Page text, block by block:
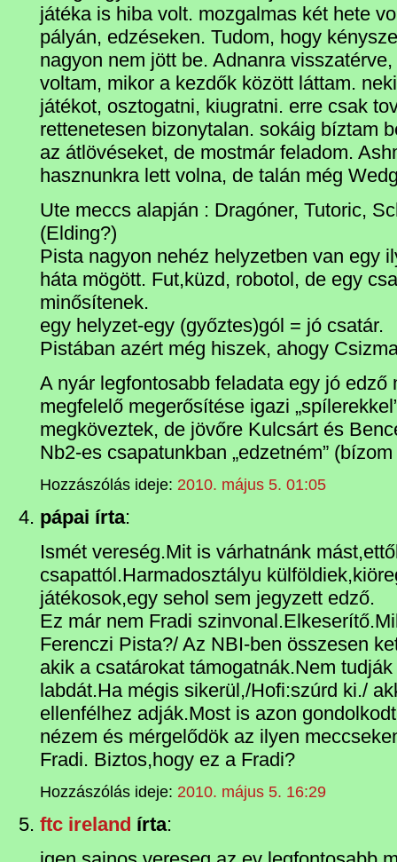
játéka is hiba volt. mozgalmas két hete
pályán, edzéseken. Tudom, hogy
nagyon nem jött be. Adnanra
voltam, mikor a kezdők között láttam.
játékot, osztogatni, kiugratni. erre csak
rettenetesen bizonytalan. sokáig bíztam
az átlövéseket, de mostmár feladom.
hasznunkra lett volna, de talán még
Ute meccs alapján : Dragóner, Tutoric,
(Elding?)
Pista nagyon nehéz helyzetben van egy
háta mögött. Fut,küzd, robotol, de egy
minősítenek.
egy helyzet-egy (győztes)gól = jó csatár.
Pistában azért még hiszek, ahogy
A nyár legfontosabb feladata egy jó edző
megfelelő megerősítése igazi
megköveztek, de jövőre Kulcsárt és
Nb2-es csapatunkban „edzetném”
Hozzászólás ideje: 2010. május 5. 01:05
pápai írta:
Ismét vereség.Mit is várhatnánk
csapattól.Harmadosztályu
játékosok,egy sehol sem jegyzett edző.
Ez már nem Fradi
Ferenczi Pista?/ Az NBI-ben összesen
akik a csatárokat támogatnák.Nem
labdát.Ha mégis sikerül,/Hofi:szúrd ki./
ellenfélhez adják.Most is azon
nézem és mérgelődök az ilyen
Fradi. Biztos,hogy ez a Fradi?
Hozzászólás ideje: 2010. május 5. 16:29
ftc ireland írta: